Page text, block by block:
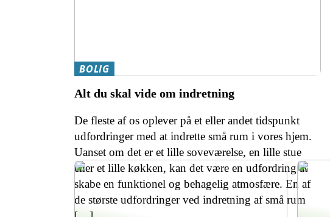
BOLIG
Alt du skal vide om indretning
De fleste af os oplever på et eller andet tidspunkt
udfordringer med at indrette små rum i vores hjem.
Uanset om det er et lille soveværelse, en lille stue
eller et lille køkken, kan det være en udfordring at
skabe en funktionel og behagelig atmosfære. En af
de største udfordringer ved indretning af små rum